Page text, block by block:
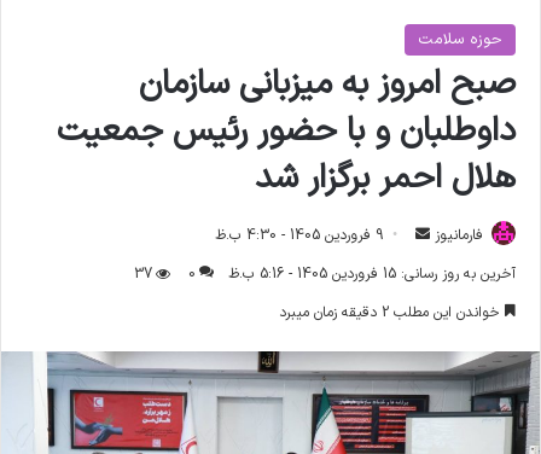
حوزه سلامت
صبح امروز به میزبانی سازمان
داوطلبان و با حضور رئیس جمعیت
هلال احمر برگزار شد
فارمانیوز
ا
ل
ا
ی
9 فروردین 1405 - 4:30 ب.ظ
آخرین به روز رسانی: 15 فروردین 1405 - 5:16 ب.ظ
0
37
خواندن این مطلب 2 دقیقه زمان میبرد